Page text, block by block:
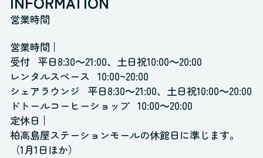
営業時間
営業時間
受付 平日8:30～21:00、土日祝10:00～20:00
レンタルスペース
10:00~20:00
シェアラウンジ
平日8:30～21:00、土日祝10:00～20:00
ドトールコーヒーショップ 10:00～20:00
定休日
柏高島屋ステーションモールの休館日に準じます。
（1月1日ほか）